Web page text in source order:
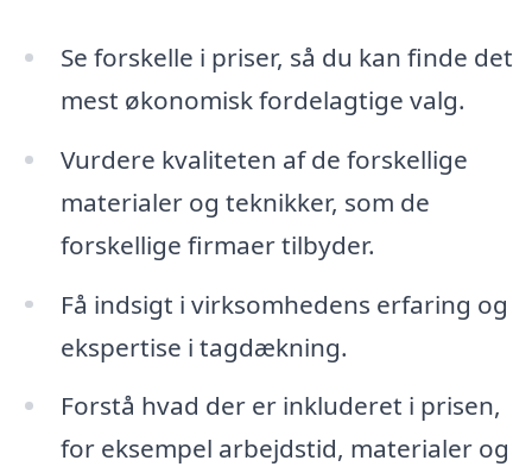
Se forskelle i priser, så du kan finde det
mest økonomisk fordelagtige valg.
Vurdere kvaliteten af de forskellige
materialer og teknikker, som de
forskellige firmaer tilbyder.
Få indsigt i virksomhedens erfaring og
ekspertise i tagdækning.
Forstå hvad der er inkluderet i prisen,
for eksempel arbejdstid, materialer og